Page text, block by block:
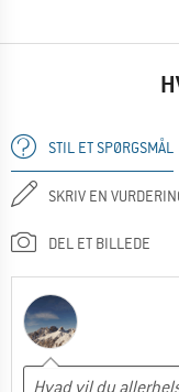
STIL ET SPØRGSMÅL
SKRIV EN
DEL ET BILLEDE